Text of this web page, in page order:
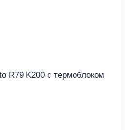
R79 K200 с термоблоком